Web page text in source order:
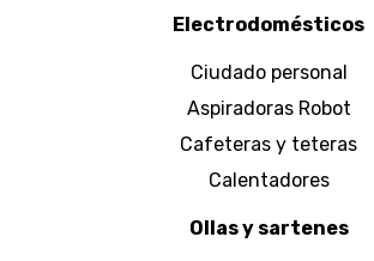
Electrodomésticos
Ciudado personal
Aspiradoras Robot
Cafeteras y teteras
Calentadores
Ollas y sartenes